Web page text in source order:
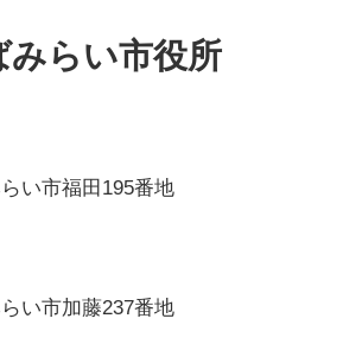
みらい市役所
い市福田195番地
い市加藤237番地